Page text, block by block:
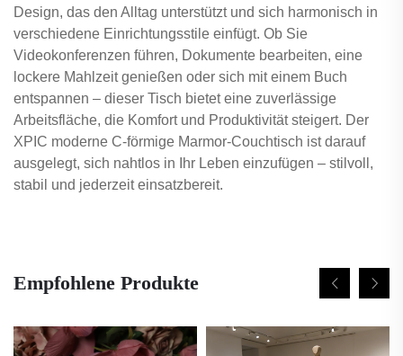
Design, das den Alltag unterstützt und sich harmonisch in
verschiedene Einrichtungsstile einfügt. Ob Sie
Videokonferenzen führen, Dokumente bearbeiten, eine
lockere Mahlzeit genießen oder sich mit einem Buch
entspannen – dieser Tisch bietet eine zuverlässige
Arbeitsfläche, die Komfort und Produktivität steigert. Der
XPIC moderne C-förmige Marmor-Couchtisch ist darauf
ausgelegt, sich nahtlos in Ihr Leben einzufügen – stilvoll,
stabil und jederzeit einsatzbereit.
Empfohlene Produkte